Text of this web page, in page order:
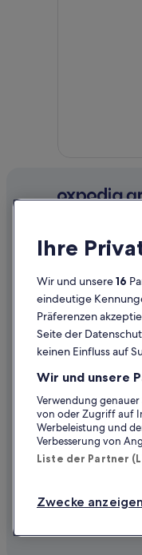
Unternehmen
Unterkunft
Partnerschaften
©
Ihre
Wir und unsere16
eindeutige
Präferenzen
Seite der
keinen Einfluss auf
Wir und unsere
Verwendung
von oder Zugriff auf
Werbeleistung und
Verbesserung von
Liste der Partner
Zwecke anzeigen